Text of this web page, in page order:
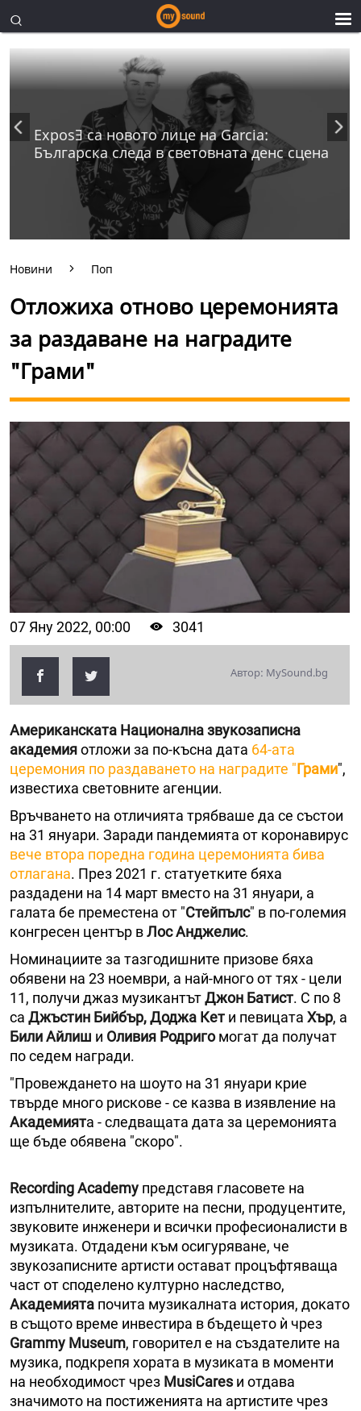
ExposƎ са новото лице на Garcia:
Българска следа в световната денс сцена
Новини Поп
Отложиха отново церемонията
за раздаване на наградите
"Грами"
07 Яну 2022, 00:00 3041
Автор: MySound.bg
Американската Национална звукозаписна
академияотложи за по-късна дата 64-ата
церемония по раздаването на наградите "Грами",
известиха световните агенции.
Връчването на отличията трябваше да се състои
на 31 януари. Заради пандемията от коронавирус
вече втора поредна година церемонията бива
отлагана. През 2021 г. статуетките бяха
раздадени на 14 март вместо на 31 януари, а
галата бе преместена от "Стейпълс" в по-големия
конгресен център вЛос Анджелис.
Номинациите за тазгодишните призове бяха
обявени на 23 ноември, а най-много от тях - цели
11, получи джаз музикантътДжон Батист. С по 8
са Джъстин Бийбър,Доджа Кет и певицата Хър, а
Били Айлиш и Оливия Родригомогат да получат
по седем награди.
"Провеждането на шоуто на 31 януари крие
твърде много рискове - се казва в изявление на
Академията - следващата дата за церемонията
ще бъде обявена "скоро".
Recording Academy представя гласовете на
изпълнителите, авторите на песни, продуцентите,
звуковите инженери и всички професионалисти в
музиката. Отдадени към осигуряване, че
звукозаписните артисти остават процъфтяваща
част от споделено културно наследство,
Академията почита музикалната история, докато
в същото време инвестира в бъдещето ѝ чрез
Grammy Museum, говорител е на създателите на
музика, подкрепя хората в музиката в моменти
на необходимост чрез MusiCares и отдава
значимото на постиженията на артистите чрез